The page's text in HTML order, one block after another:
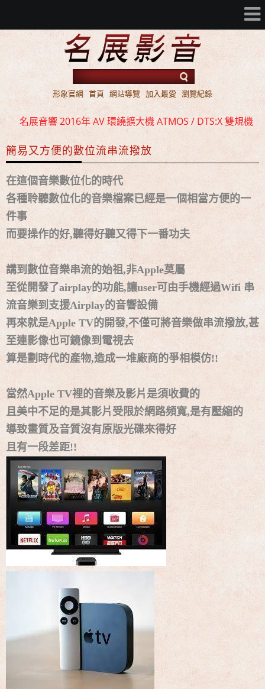
形象官網 首頁 網站導覽 加入最愛 瀏覽紀錄
名展音響 2016年 AV 環繞擴大機 ATMOS / DTS:X 雙規機
種 全面上市
名展音響 歐洲第一品牌 FIBARO 環控系統 現場展示 熱售
名展音響 最新Dolby ATMOS 7.2.4 全景聲11聲道現場展示
試聽
名展音響 2016年 AV 環繞擴大機 ATMOS / DTS:X 雙規機
名展音響 歐洲第一品牌 FIBARO 環控系統 現場展示 熱售
中!!!
名展音響 最新Dolby ATMOS 7.2.4 全景聲11聲道現場展示
試聽
簡易又方便的數位流串流撥放
在這個音樂數位化的時代
各種聆聽數位化的音樂檔案已經是一個相當方便的一
件事
而要操作的好,聽得好聽又得下一番功夫
講到數位音樂串流的始祖,非Apple莫屬
至從開發了airplay的功能,讓user可由手機經過Wifi 串
流音樂到支援Airplay的音響設備
再來就是Apple TV的開發,不僅可將音樂做串流撥放,甚
至連影像也可鏡像到電視去
算是劃時代的產物,造成一堆廠商的爭相模仿!!
當然Apple TV裡的音樂及影片是須收費的
且美中不足的是其影片受限於網路頻寬,是有壓縮的
導致畫質及音質沒有原版光碟來得好
且有一段差距!!